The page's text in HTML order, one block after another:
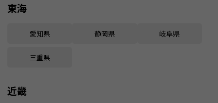
東海
愛知県 静岡県 岐阜県
三重県
近畿